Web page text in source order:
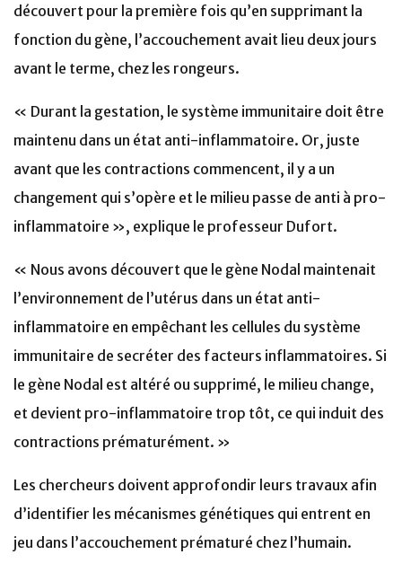
découvert pour la première fois qu’en supprimant la
fonction du gène, l’accouchement avait lieu deux jours
avant le terme, chez les rongeurs.
« Durant la gestation, le système immunitaire doit être
maintenu dans un état anti-inflammatoire. Or, juste
avant que les contractions commencent, il y a un
changement qui s’opère et le milieu passe de anti à pro-
inflammatoire », explique le professeur Dufort.
« Nous avons découvert que le gène Nodal maintenait
l’environnement de l’utérus dans un état anti-
inflammatoire en empêchant les cellules du système
immunitaire de secréter des facteurs inflammatoires. Si
le gène Nodal est altéré ou supprimé, le milieu change,
et devient pro-inflammatoire trop tôt, ce qui induit des
contractions prématurément. »
Les chercheurs doivent approfondir leurs travaux afin
d’identifier les mécanismes génétiques qui entrent en
jeu dans l’accouchement prématuré chez l’humain.